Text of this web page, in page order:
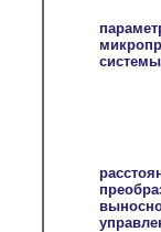
системы